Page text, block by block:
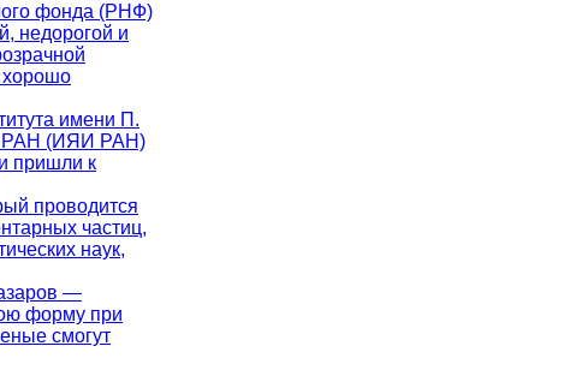
фонда (РНФ)
недорогой и
хорошо
имени П.
РАН (ИЯИ РАН)
пришли к
проводится
частиц,
наук,
—
форму при
смогут